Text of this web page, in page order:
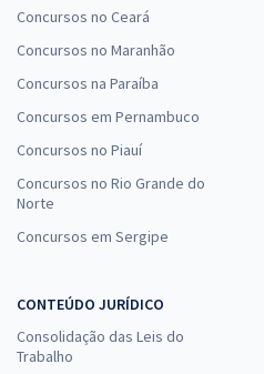
Concursos no Ceará
Concursos no Maranhão
Concursos na Paraíba
Concursos em Pernambuco
Concursos no Piauí
Concursos no Rio Grande do
Norte
Concursos em Sergipe
CONTEÚDO JURÍDICO
Consolidação das Leis do
Trabalho